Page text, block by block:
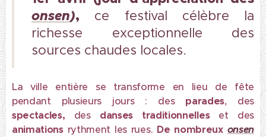
onsen), ce festival célèbre la
richesse exceptionnelle des
sources chaudes locales.
La ville entière se transforme en lieu de fête
pendant plusieurs jours : des parades, des
spectacles, des danses traditionnelles et des
animationsrythment les rues. De nombreux onsen